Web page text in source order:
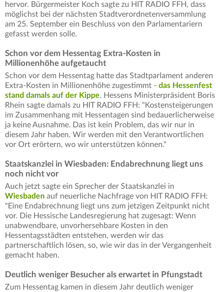
hervor. Bürgermeister Koch sagte zu HIT RADIO FFH, dass
möglichst bei der nächsten Stadtverordnetenversammlung
am 25. September ein Beschluss von den Parlamentariern
gefasst werden solle.
Schon vor dem Hessentag Extra-Kosten in
Millionenhöhe aufgetaucht
Schon vor dem Hessentag hatte das Stadtparlament anderen
Extra-Kosten in Millionenhöhe zugestimmt - das Hessenfest
stand damals auf der Kippe. Hessens Ministerpräsident Boris
Rhein sagte damals zu HIT RADIO FFH: "Kostensteigerungen
im Zusammenhang mit Hessentagen sind bedauerlicherweise
ja keine Ausnahme. Das ist kein Problem, das wir nur in
diesem Jahr haben. Wir werden mit den Verantwortlichen
vor Ort erörtern, wo wir unterstützen können."
Staatskanzlei in Wiesbaden: Endabrechnung liegt uns
noch nicht vor
Auch jetzt sagte ein Sprecher der Staatskanzlei in
Wiesbaden auf neuerliche Nachfrage von HIT RADIO FFH:
"Eine Endabrechnung liegt uns zum jetzigen Zeitpunkt nicht
vor. Die Hessische Landesregierung hat zugesagt: Wenn
unabwendbare, unvorhersehbare Kosten in den
Hessentagsstädten entstehen, werden wir das
partnerschaftlich lösen, so, wie wir das in der Vergangenheit
gemacht haben.
Deutlich weniger Besucher als erwartet in Pfungstadt
Zum Hessentag kamen in diesem Jahr deutlich weniger